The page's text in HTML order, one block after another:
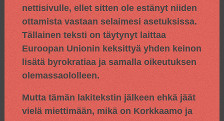
nettisivulle, ellet sitten ole estänyt niiden
ottamista vastaan selaimesi asetuksissa.
Tällainen teksti on täytynyt laittaa
Euroopan Unionin keksittyä yhden keinon
lisätä byrokratiaa ja samalla oikeutuksen
olemassaololleen.
Mutta tämän lakitekstin jälkeen ehkä jäät
vielä miettimään, mikä on Korkkaamo ja